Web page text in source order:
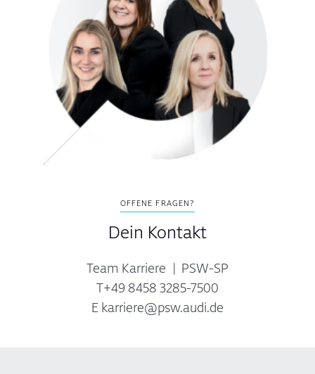
OFFENE FRAGEN?
Dein Kontakt
Team Karriere
PSW-SP
T +49 8458 3285-7500
E karriere@psw.audi.de